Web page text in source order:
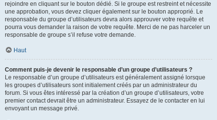
rejoindre en cliquant sur le bouton dédié. Si le groupe est restreint et nécessite
une approbation, vous devez cliquer également sur le bouton approprié. Le
responsable du groupe d’utilisateurs devra alors approuver votre requête et
pourra vous demander la raison de votre requête. Merci de ne pas harceler un
responsable de groupe s’il refuse votre demande.
Haut
Comment puis-je devenir le responsable d’un groupe d’utilisateurs ?
Le responsable d’un groupe d’utilisateurs est généralement assigné lorsque
les groupes d’utilisateurs sont initialement créés par un administrateur du
forum. Si vous êtes intéressé par la création d’un groupe d’utilisateurs, votre
premier contact devrait être un administrateur. Essayez de le contacter en lui
envoyant un message privé.